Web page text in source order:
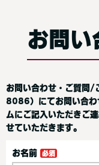
お問い
お問い合わせ・ご質
8086）にてお問い合わ
ムにご記入いただきご
せていただきます。
お名前